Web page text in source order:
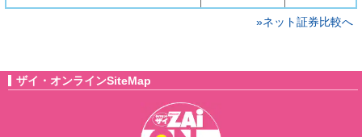
»ネット証券比較へ
ザイ・オンラインSiteMap